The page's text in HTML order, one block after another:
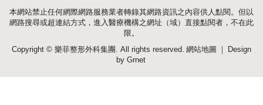
本網站禁止任何網際網路服務業者轉錄其網路資訊之內容供人點閱。但以
網路搜尋或超連結方式，進入醫療機構之網址（域）直接點閱者，不在此
限。
Copyright © 樂菲整形外科集團. All rights reserved. 網站地圖 ｜
Design
by Grnet